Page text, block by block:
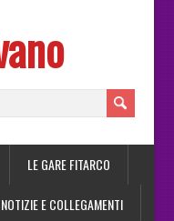
LE GARE FITARCO
NOTIZIE E COLLEGAMENTI